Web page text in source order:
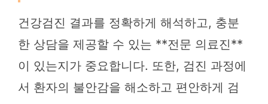
건강검진 결과를 정확하게 해석하고, 충분
한 상담을 제공할 수 있는 **전문 의료진**
이 있는지가 중요합니다. 또한, 검진 과정에
서 환자의 불안감을 해소하고 편안하게 검